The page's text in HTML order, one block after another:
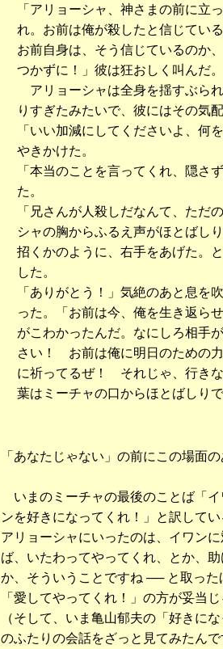
「アリョーシャ、神さまの前に立
れ。お前は俺が殺したと信じてい
お前自身は、そう信じているのか
つかずに！」彼は狂おしく叫んだ。
アリョーシャは全身を揺すぶら
りすぎたみたいで、彼にはその気
「いい加減にしてくださいよ、
やきかけた。
「本当のことを言ってくれ、隠さ
た。
「兄さんが人殺しだなんて、ただ
シャの胸からふるえ声がほとばし
招くかのように、右手をあげた。
した。
「ありがとう！」気絶のあと息を
った。「お前は今、俺を生き返
がこわかったんだ。なにしろ相手
さい！ お前は俺に明日のための
に祈ってるぜ！ それじゃ、行き
葉はミーチャの口からほとばしり
「あなたじゃない」の前にこの場面
いまのミーチャの最後のことば「
ンを好きになってくれ！」と訳して
アリョーシャにいったのは、イワン
ば、いたわってやってくれ、とか、
か、そういうことですね ── と取っ
「愛してやってくれ！」の方が妥当
（そして、いま亀山郁夫の「好きに
のふたりの会話をざっと見てみたん